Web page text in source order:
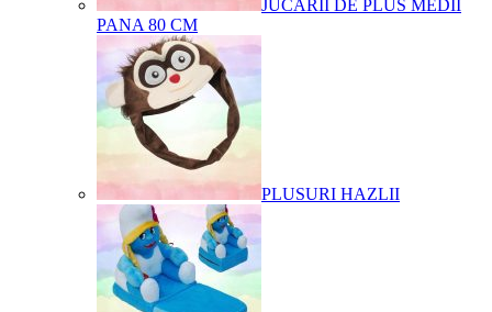
JUCARII DE PLUS MEDII
PANA 80 CM
PLUSURI HAZLII